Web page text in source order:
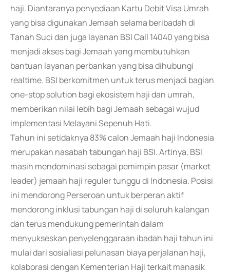
haji. Diantaranya penyediaan Kartu Debit Visa Umrah
yang bisa digunakan Jemaah selama beribadah di
Tanah Suci dan juga layanan BSI Call 14040 yang bisa
menjadi akses bagi Jemaah yang membutuhkan
bantuan layanan perbankan yang bisa dihubungi
realtime. BSI berkomitmen untuk terus menjadi bagian
one-stop solution bagi ekosistem haji dan umrah,
memberikan nilai lebih bagi Jemaah sebagai wujud
implementasi Melayani Sepenuh Hati.
Tahun ini setidaknya 83% calon Jemaah haji Indonesia
merupakan nasabah tabungan haji BSI. Artinya, BSI
masih mendominasi sebagai pemimpin pasar (market
leader) jemaah haji reguler tunggu di Indonesia. Posisi
ini mendorong Perseroan untuk berperan aktif
mendorong inklusi tabungan haji di seluruh kalangan
dan terus mendukung pemerintah dalam
menyukseskan penyelenggaraan ibadah haji tahun ini
mulai dari sosialiasi pelunasan biaya perjalanan haji,
kolaborasi dengan Kementerian Haji terkait manasik